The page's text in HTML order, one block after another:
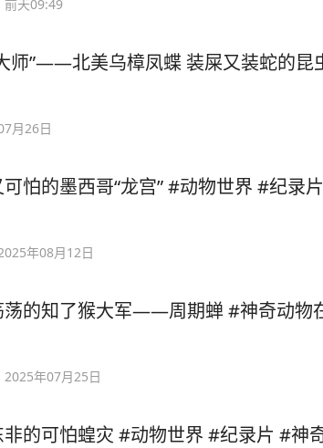
前天09:49
师”——北美乌樟凤蝶 装屎又装蛇的昆
月26日
怕的墨西哥“龙宫” #动物世界 #纪录
年08月12日
荡的知了猴大军——周期蝉 #神奇动物
2025年07月25日
非的可怕蝗灾 #动物世界 #纪录片 #神